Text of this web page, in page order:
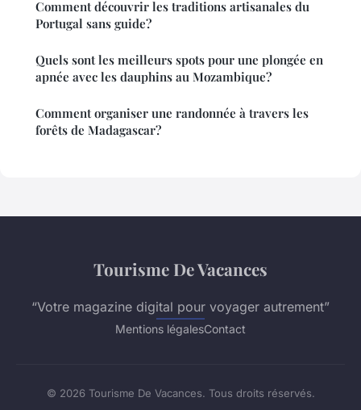
Comment découvrir les traditions artisanales du
Portugal sans guide?
Quels sont les meilleurs spots pour une plongée en
apnée avec les dauphins au Mozambique?
Comment organiser une randonnée à travers les
forêts de Madagascar?
Tourisme De Vacances
“Votre magazine digital pour voyager autrement”
Mentions légalesContact
© 2026 Tourisme De Vacances. Tous droits réservés.